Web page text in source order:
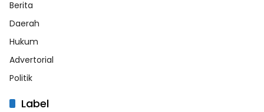
Berita
Daerah
Hukum
Advertorial
Politik
Label